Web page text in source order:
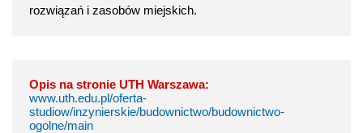
rozwiązań i zasobów miejskich.
Opis na stronie UTH Warszawa:
www.uth.edu.pl/oferta-
studiow/inzynierskie/budownictwo/budownictwo-
ogolne/main